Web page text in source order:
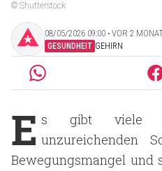
© Shutterstock
08/05/2026 09:00 ‧ VOR 2
GESUNDHEIT GEHIRN
E s gibt viele
unzureichenden
Bewegungsmangel und